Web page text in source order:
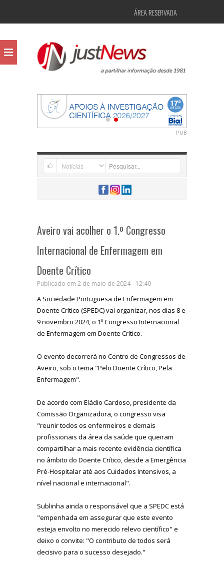
ÁREA RESERVADA
PUB
Aveiro vai acolher o 1.º Congresso
Internacional de Enfermagem em
Doente Crítico
Publicado em 2 de maio de 2024 - 12:40
A Sociedade Portuguesa de Enfermagem em
Doente Crítico (SPEDC) vai organizar, nos dias 8 e
9 novembro 2024, o 1º Congresso Internacional
de Enfermagem em Doente Crítico.
O evento decorrerá no Centro de Congressos de
Aveiro, sob o tema "Pelo Doente Crítico, Pela
Enfermagem".
De acordo com Eládio Cardoso, presidente da
Comissão Organizadora, o congresso visa
"reunir todos os enfermeiros e demais
profissionais da área da saúde que queiram
compartilhar a mais recente evidência científica
no âmbito do Doente Crítico, desde a Emergência
Pré-Hospitalar até aos Cuidados Intensivos, a
nível nacional e internacional".
Sublinha ainda o responsável que a SPEDC está
"empenhada em assegurar que este evento
esteja envolto no merecido relevo científico" e
deixo o convite: "O contributo de todos será
decisivo para o sucesso desejado."